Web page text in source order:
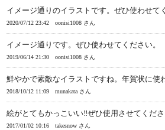
イメージ通りのイラストです。ぜひ使わせて
2020/07/12 23:42 oonisi1008 さん
イメージ通りです。ぜひ使わせてください。
2019/06/14 21:30 oonisi1008 さん
鮮やかで素敵なイラストですね。年賀状に使
2018/10/12 11:09 munakata さん
絵がとてもかっこいい‼ぜひ使用させてくださ
2017/01/02 10:16 takesnow さん